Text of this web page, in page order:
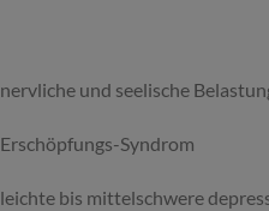
nervliche und seelische
Erschöpfungs-Syndrom
leichte bis mittelschwere